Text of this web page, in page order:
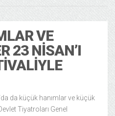
VE
23 NISAN’I
da küçük hanımlar ve küçük
Tiyatroları Genel